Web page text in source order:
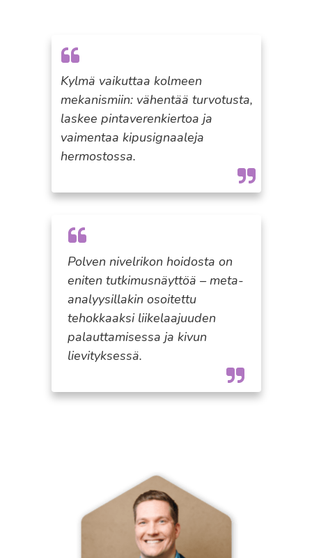
Kylmä vaikuttaa kolmeen
mekanismiin: vähentää turvotusta,
laskee pintaverenkiertoa ja
vaimentaa kipusignaaleja
hermostossa.
Polven nivelrikon hoidosta on
eniten tutkimusnäyttöä – meta-
analyysillakin osoitettu
tehokkaaksi liikelaajuuden
palauttamisessa ja kivun
lievityksessä.